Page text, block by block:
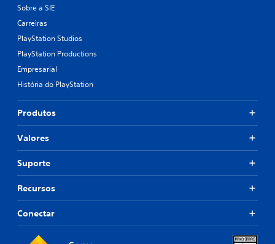
Sobre a SIE
Carreiras
PlayStation Studios
PlayStation Productions
Empresarial
História do PlayStation
Produtos
Valores
Suporte
Recursos
Conectar